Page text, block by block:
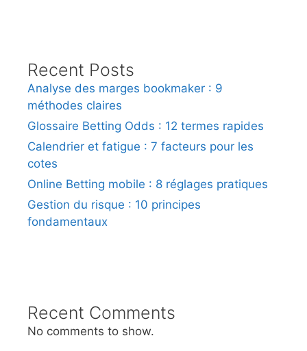
Recent Posts
Analyse des marges bookmaker : 9
méthodes claires
Glossaire Betting Odds : 12 termes rapides
Calendrier et fatigue : 7 facteurs pour les
cotes
Online Betting mobile : 8 réglages pratiques
Gestion du risque : 10 principes
fondamentaux
Recent Comments
No comments to show.